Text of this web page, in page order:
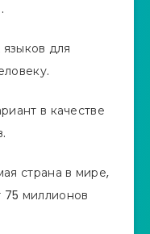
для
в качестве
страна в мире,
миллионов